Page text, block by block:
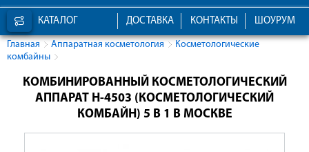
КАТАЛОГ ШОУРУМ
КОНТАКТЫ
ДОСТАВКА
Главная Аппаратная косметология
Косметологические
комбайны
КОМБИНИРОВАННЫЙ КОСМЕТОЛОГИЧЕСКИЙ
АППАРАТ H-4503 (КОСМЕТОЛОГИЧЕСКИЙ
КОМБАЙН) 5 В 1 В МОСКВЕ